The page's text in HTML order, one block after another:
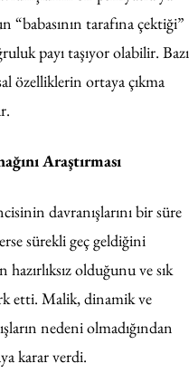
“babasının tarafına çektiği”
payı taşıyor olabilir. Bazı
özelliklerin ortaya çıkma
Araştırması
davranışlarını bir süre
sürekli geç geldiğini
olduğunu ve sık
etti. Malik, dinamik ve
nedeni olmadığından
karar verdi.